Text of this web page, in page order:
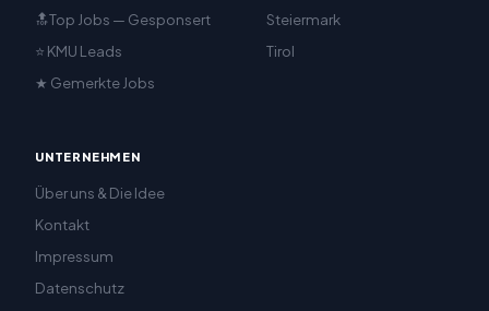
🔝Top Jobs — Gesponsert
⭐ KMU Leads
★ Gemerkte Jobs
Steiermark
Tirol
UNTERNEHMEN
Über uns & Die Idee
Kontakt
Impressum
Datenschutz